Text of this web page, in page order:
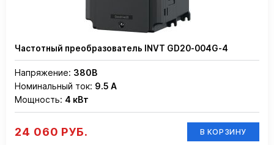
Частотный преобразователь INVT GD20-004G-4
Напряжение: 380В
Номинальный ток: 9.5 А
Мощность: 4 кВт
24 060 РУБ. В КОРЗИНУ